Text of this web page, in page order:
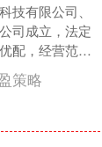
技有限公司、
司成立，法定
配，经营范围
新兴能源技术
池....
策略